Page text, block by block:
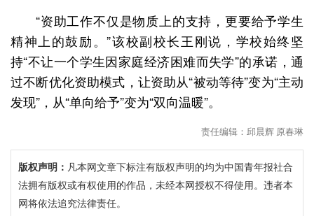
“资助工作不仅是物质上的支持，更要给予学生
精神上的鼓励。”该校副校长王刚说，学校始终坚
持“不让一个学生因家庭经济困难而失学”的承诺，通
过不断优化资助模式，让资助从“被动等待”变为“主动
发现”，从“单向给予”变为“双向温暖”。
责任编辑：邱晨辉 原春琳
版权声明： 凡本网文章下标注有版权声明的均为中国青年报社合
法拥有版权或有权使用的作品，未经本网授权不得使用。违者本
网将依法追究法律责任。